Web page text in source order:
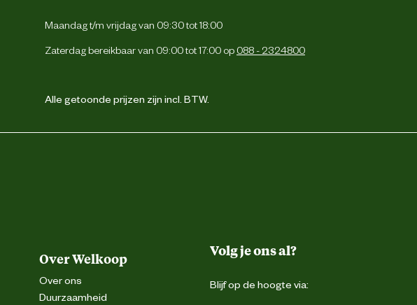
Maandag t/m vrijdag van 09:30 tot 18:00
Zaterdag bereikbaar van 09:00 tot 17:00 op 088 - 2324800
Alle getoonde prijzen zijn incl. BTW.
Over Welkoop
Over ons
Duurzaamheid
Volg je ons al?
Blijf op de hoogte via: